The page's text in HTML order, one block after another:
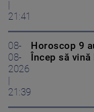
21:41
08-
08-
2026
21:39
Horoscop 9
Încep să